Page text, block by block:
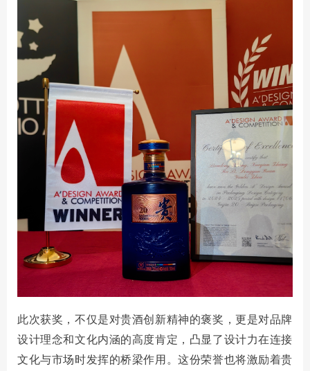
此次获奖，不仅是对贵酒创新精神的褒奖，更是对品牌
设计理念和文化内涵的高度肯定，凸显了设计力在连接
文化与市场时发挥的桥梁作用。这份荣誉也将激励着贵